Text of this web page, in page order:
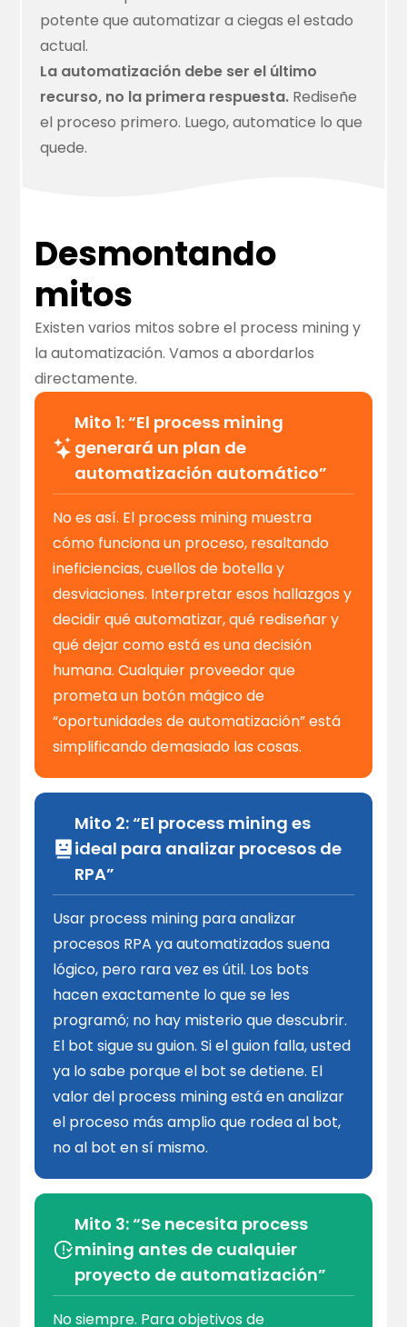
potente que automatizar a ciegas el estado
actual.
La automatización debe ser el último
recurso, no la primera respuesta. Rediseñe
el proceso primero. Luego, automatice lo que
quede.
Desmontando
mitos
Existen varios mitos sobre el process mining y
la automatización. Vamos a abordarlos
directamente.
Mito 1: “El process mining
generará un plan de
automatización automático”
No es así. El process mining muestra
cómo funciona un proceso, resaltando
ineficiencias, cuellos de botella y
desviaciones. Interpretar esos hallazgos y
decidir qué automatizar, qué rediseñar y
qué dejar como está es una decisión
humana. Cualquier proveedor que
prometa un botón mágico de
“oportunidades de automatización” está
simplificando demasiado las cosas.
Mito 2: “El process mining es
ideal para analizar procesos de
RPA”
Usar process mining para analizar
procesos RPA ya automatizados suena
lógico, pero rara vez es útil. Los bots
hacen exactamente lo que se les
programó; no hay misterio que descubrir.
El bot sigue su guion. Si el guion falla, usted
ya lo sabe porque el bot se detiene. El
valor del process mining está en analizar
el proceso más amplio que rodea al bot,
no al bot en sí mismo.
Mito 3: “Se necesita process
mining antes de cualquier
proyecto de automatización”
No siempre. Para objetivos de